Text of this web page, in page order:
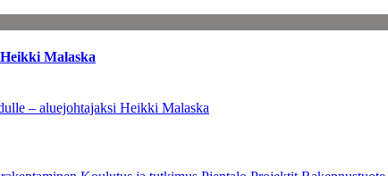
Malaska
– aluejohtajaksi Heikki Malaska